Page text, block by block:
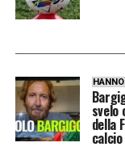
svelo
della
calcio